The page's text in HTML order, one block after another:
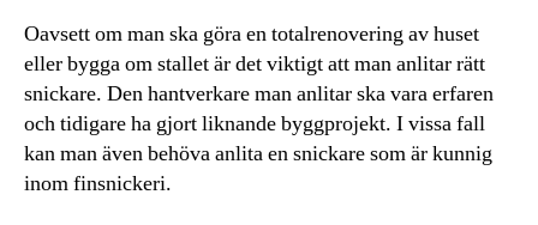
Oavsett om man ska göra en totalrenovering av huset
eller bygga om stallet är det viktigt att man anlitar rätt
snickare. Den hantverkare man anlitar ska vara erfaren
och tidigare ha gjort liknande byggprojekt. I vissa fall
kan man även behöva anlita en snickare som är kunnig
inom finsnickeri.